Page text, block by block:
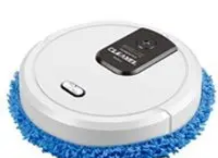
Entretien et Maintenance
Système Irrigation